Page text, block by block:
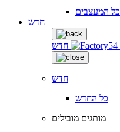
כל המעצבים
חדש
חדש
חדש
כל החדש
מותגים מובילים